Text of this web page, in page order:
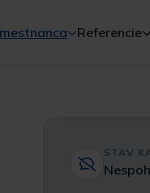
Referencie
STAV